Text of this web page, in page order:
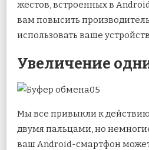
жестов, встроенных в
вам повысить
использовать ваше
Увеличение
Мы все привыкли к
двумя пальцами, но
ваш Android-смартфон